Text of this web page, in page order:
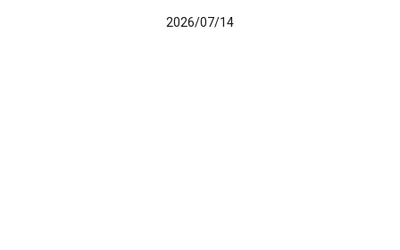
2026/07/14